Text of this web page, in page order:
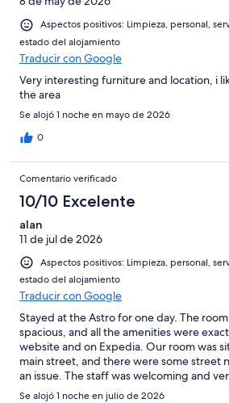
Aspectos positivos: Limpieza, personal,
estado del alojamiento
Traducir con Google
Very interesting furniture and location, i
the area
Se alojó 1 noche en mayo de 2026
0
Comentario verificado
10/10 Excelente
alan
11 de jul de 2026
Aspectos positivos: Limpieza, personal,
estado del alojamiento
Traducir con Google
Stayed at the Astro for one day. The
spacious, and all the amenities were
website and on Expedia. Our room was
main street, and there were some street
an issue. The staff was welcoming and
definitely stay there again.
Se alojó 1 noche en julio de 2026